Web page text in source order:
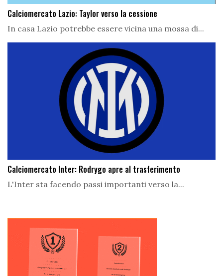
Calciomercato Lazio: Taylor verso la cessione
In casa Lazio potrebbe essere vicina una mossa di...
Calciomercato Inter: Rodrygo apre al trasferimento
L'Inter sta facendo passi importanti verso la...